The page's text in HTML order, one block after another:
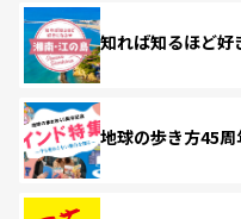
知れば知るほど好
地球の歩き方45